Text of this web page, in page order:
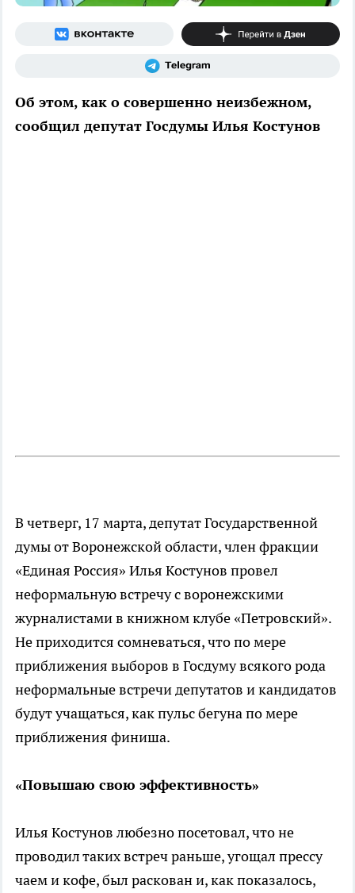
Об этом, как о совершенно неизбежном,
сообщил депутат Госдумы Илья Костунов
В четверг, 17 марта, депутат Государственной
думы от Воронежской области, член фракции
«Единая Россия» Илья Костунов провел
неформальную встречу с воронежскими
журналистами в книжном клубе «Петровский».
Не приходится сомневаться, что по мере
приближения выборов в Госдуму всякого рода
неформальные встречи депутатов и кандидатов
будут учащаться, как пульс бегуна по мере
приближения финиша.
«Повышаю свою эффективность»
Илья Костунов любезно посетовал, что не
проводил таких встреч раньше, угощал прессу
чаем и кофе, был раскован и, как показалось,